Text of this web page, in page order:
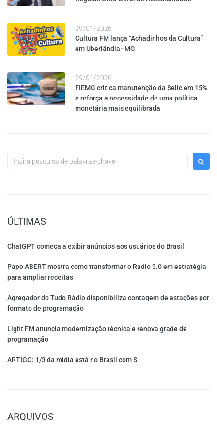
29/01/2026
Cultura FM lança “Achadinhos da Cultura”
em Uberlândia–MG
29/01/2026
FIEMG critica manutenção da Selic em 15%
e reforça a necessidade de uma política
monetária mais equilibrada
ÚLTIMAS
ChatGPT começa a exibir anúncios aos usuários do Brasil
Papo ABERT mostra como transformar o Rádio 3.0 em estratégia
para ampliar receitas
Agregador do Tudo Rádio disponibiliza contagem de estações por
formato de programação
Light FM anuncia modernização técnica e renova grade de
programação
ARTIGO: 1/3 da mídia está no Brasil com S
ARQUIVOS